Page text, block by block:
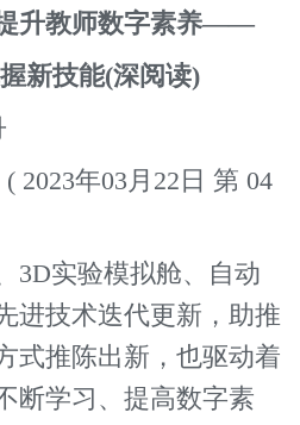
升教师数字素养——
新技能(深阅读)
年03月22日 第 04
实验模拟舱、自动
技术迭代更新，助推
式推陈出新，也驱动着
断学习、提高数字素